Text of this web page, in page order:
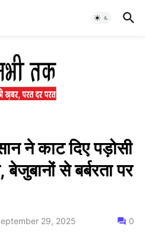
ने काट दिए पड़ोसी
से बर्बरता पर
29, 2025 0